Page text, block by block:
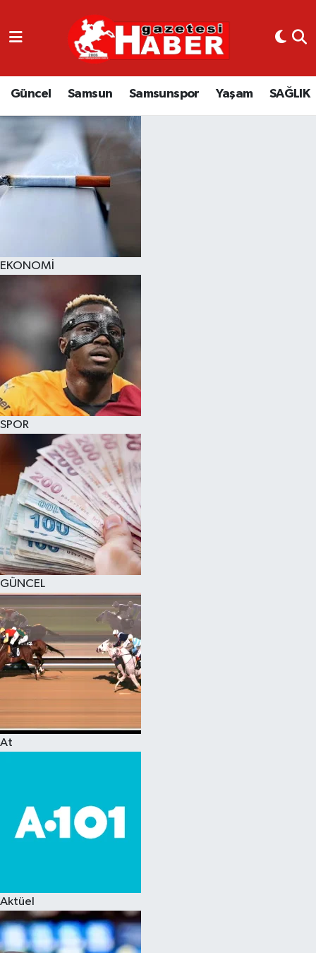
Güncel Samsun Samsunspor Yaşam SAĞLIK
EKONOMİ
SPOR
GÜNCEL
At
Aktüel
GÜNCEL
SAMSUN
SAMSUNSPOR
EKONOMİ
YAŞAM